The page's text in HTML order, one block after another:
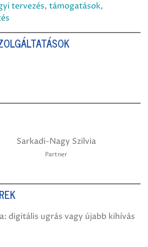
tervezés, támogatások,
Sarkadi-Nagy Szilvia
Partner
digitális ugrás vagy újabb kihívás